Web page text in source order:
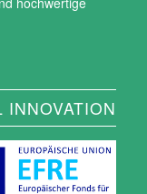
INNOVATION